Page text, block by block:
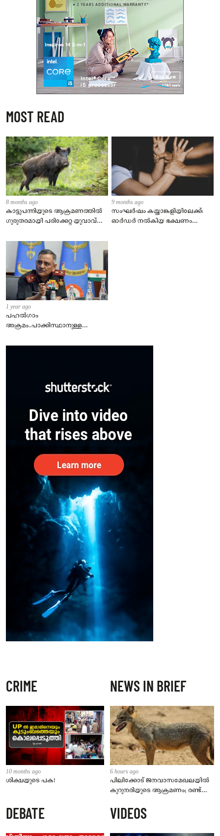
MOST READ
8 months ago
കാട്ടുപന്നിയുടെ ആക്രമണത്തിൽ
ഗുരുതരമായി പരിക്കേറ്റ യുവാവ്
9 months ago
സംഘർഷം കയ്യാങ്കളിയിലേക്ക്:
ഓർഡർ നൽകിയ ഭക്ഷണം
1 year ago
പഹൽഗാം
അക്രമം..പാക്കിസ്ഥാനുള്ള
വിജയമാണ് പ്രധാനം
CRIME
10 months ago
ശിക്ഷയുടെ പക!
NEWS IN BRIEF
6 hours ago
പിലിക്കോട് ജനവാസമേഖലയിൽ
കുറുനരിയുടെ ആക്രമണം; രണ്ട്
നിർദേശം നൽകി പഞ്ചായത്ത്
DEBATE VIDEOS